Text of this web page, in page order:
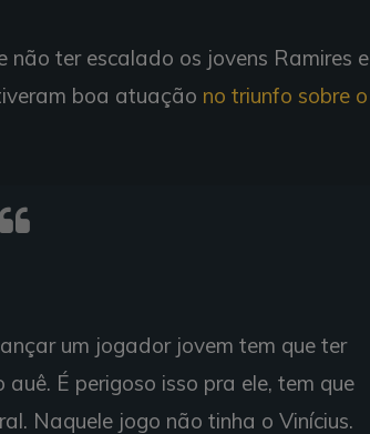
ter escalado os jovens Ramires e
boa atuação no triunfo sobre o
um jogador jovem tem que ter
É perigoso isso pra ele, tem que
Naquele jogo não tinha o Vinícius.